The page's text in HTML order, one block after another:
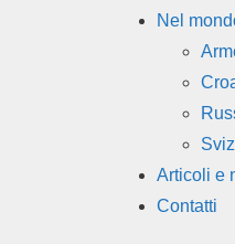
Nel
Articoli e
Contatti